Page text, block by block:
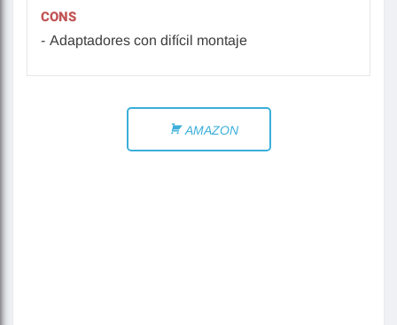
CONS
Adaptadores con difícil montaje
AMAZON